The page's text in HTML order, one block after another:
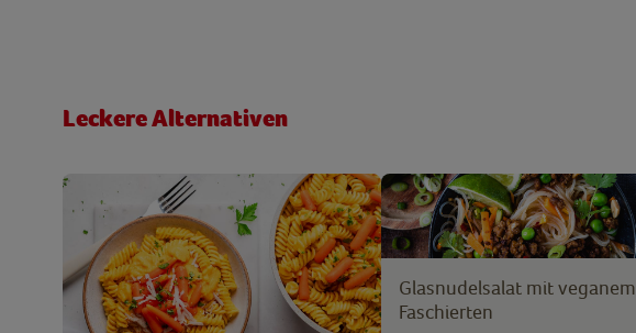
Leckere Alternativen
Glasnudelsalat mit veganem
Faschierten